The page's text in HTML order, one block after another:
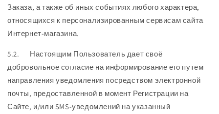
Заказа, а также об иных событиях любого характера,
относящихся к персонализированным сервисам сайта
Интернет-магазина.
5.2. Настоящим Пользователь дает своё
добровольное согласие на информирование его путем
направления уведомления посредством электронной
почты, предоставленной в момент Регистрации на
Сайте, и/или SMS-уведомлений на указанный